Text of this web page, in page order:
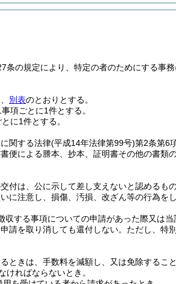
条の規定により、特定の者のためにする事
別表のとおりとする。
項ごとに1件とする。
に1件とする。
関する法律(平成14年法律第99号)第2条第6
便による謄本、抄本、証明書その他の書類
付は、公に示して差し支えないと認めるもの
に注意し、損傷、汚損、改ざん等の行為をし
収する事項についての申請があった際又は
請を取り消しても還付しない。 ただし、特
ときは、手数料を減額し、又は免除すること
ければならないとき。